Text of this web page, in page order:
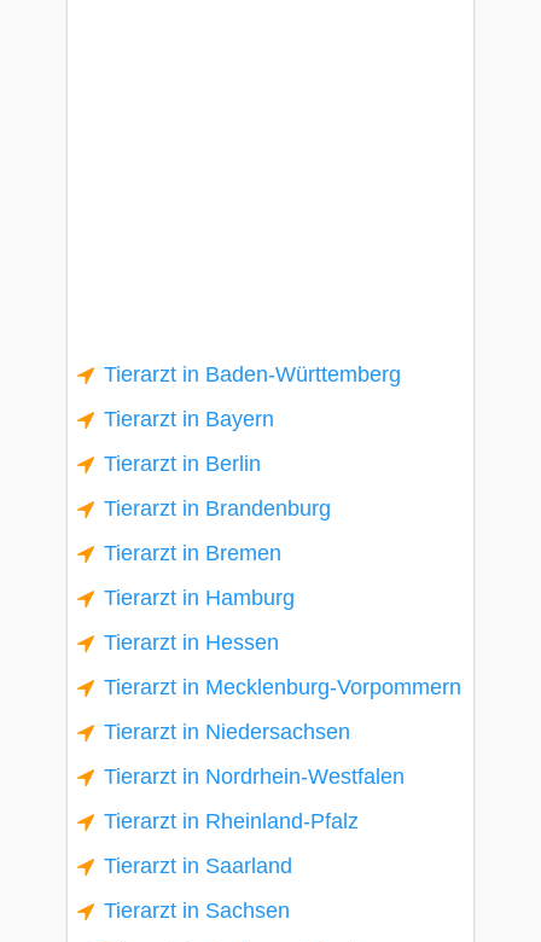
Tierarzt in Baden-Württemberg
Tierarzt in Bayern
Tierarzt in Berlin
Tierarzt in Brandenburg
Tierarzt in Bremen
Tierarzt in Hamburg
Tierarzt in Hessen
Tierarzt in Mecklenburg-Vorpommern
Tierarzt in Niedersachsen
Tierarzt in Nordrhein-Westfalen
Tierarzt in Rheinland-Pfalz
Tierarzt in Saarland
Tierarzt in Sachsen